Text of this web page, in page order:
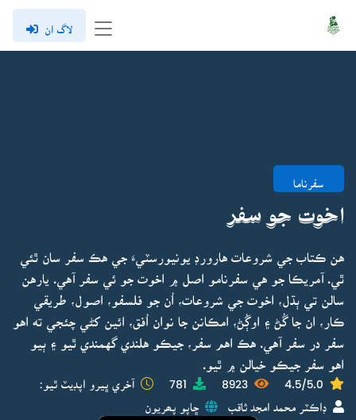
لاگ ان
سفرناما
اخوت جو سفر
هن ڪتاب جي شروعات هارورڊ يونيورسٽيءَ جي هڪ سفر سان ٿئي
ٿي. آمريڪا جو هي سفرنامو اصل ۾ اخوت جو ئي سفر آهي. يارهن
سالن تي ٻڌل، اخوت جي شروعات، اُن جو فلسفو، اصول، طريقي
ڪار، ان جا گُڻ ۽ اوڳُڻ، امڪانن جا نوان اُفق، ائين کڻي چئجي ته اهو
سفر در سفر آهي. هڪ اهم سفر، جيڪو هلندي گهمندي ٿيو ۽ ٻيو
اهو سفر جيڪو خيالن ۾ ٿيو.
4.5/5.0
8923
781 آخري ڀيرو اپڊيٽ ٿيو:
ڊاڪٽر محمد امجد ثاقب ڇاپو پھريون